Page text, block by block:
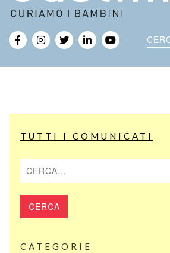
Cerca
TUTTI I COMUNICATI
CATEGORIE